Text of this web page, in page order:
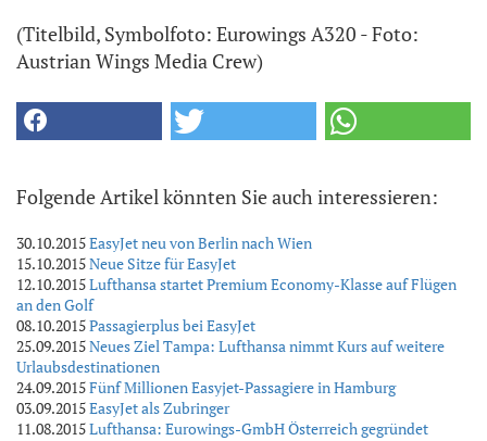
(Titelbild, Symbolfoto: Eurowings A320 - Foto:
Austrian Wings Media Crew)
Folgende Artikel könnten Sie auch interessieren:
30.10.2015EasyJet neu von Berlin nach Wien
15.10.2015Neue Sitze für EasyJet
12.10.2015Lufthansa startet Premium Economy-Klasse auf Flügen
an den Golf
08.10.2015Passagierplus bei EasyJet
25.09.2015Neues Ziel Tampa: Lufthansa nimmt Kurs auf weitere
Urlaubsdestinationen
24.09.2015Fünf Millionen Easyjet-Passagiere in Hamburg
03.09.2015EasyJet als Zubringer
11.08.2015Lufthansa: Eurowings-GmbH Österreich gegründet